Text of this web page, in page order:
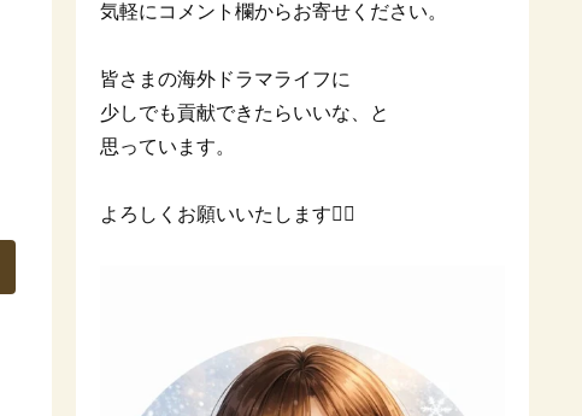
気軽にコメント欄からお寄せください。
皆さまの海外ドラマライフに
少しでも貢献できたらいいな、と
思っています。
よろしくお願いいたします🙇‍♀️